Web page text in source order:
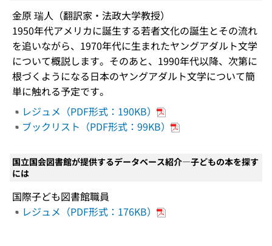
金原 瑞人（翻訳家・法政大学教授）
1950年代アメリカに誕生する若者文化の誕生とその流れ
を追いながら、1970年代に生まれたヤングアダルト文学
について概説します。そのあと、1990年代以降、次第に
根づくようになる日本のヤングアダルト文学について簡
単に触れる予定です。
レジュメ（PDF形式：190KB）
ブックリスト（PDF形式：99KB）
国立国会図書館が提供するデータベース紹介―子どもの本を探す
には
国際子ども図書館職員
レジュメ（PDF形式：176KB）